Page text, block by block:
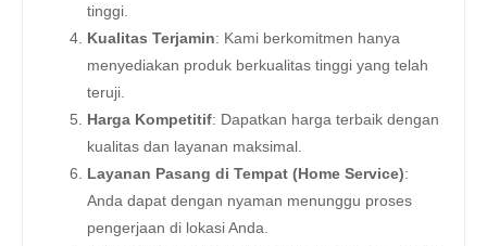
tinggi.
Kualitas Terjamin: Kami berkomitmen hanya
menyediakan produk berkualitas tinggi yang telah
teruji.
Harga Kompetitif: Dapatkan harga terbaik dengan
kualitas dan layanan maksimal.
Layanan Pasang di Tempat (Home Service):
Anda dapat dengan nyaman menunggu proses
pengerjaan di lokasi Anda.